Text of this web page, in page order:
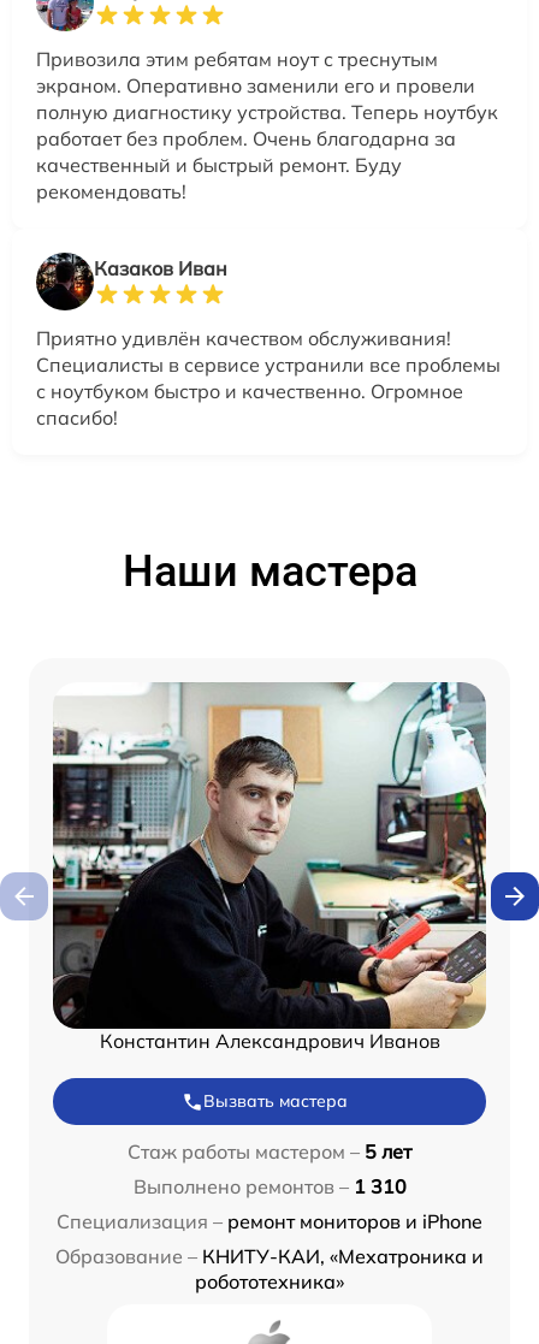
Привозила этим ребятам ноут с треснутым
экраном. Оперативно заменили его и провели
полную диагностику устройства. Теперь ноутбук
работает без проблем. Очень благодарна за
качественный и быстрый ремонт. Буду
рекомендовать!
Казаков Иван
Приятно удивлён качеством обслуживания!
Специалисты в сервисе устранили все проблемы
с ноутбуком быстро и качественно. Огромное
спасибо!
Наши мастера
Константин Александрович Иванов
Вызвать мастера
Стаж работы мастером – 5 лет
Выполнено ремонтов – 1 310
Специализация – ремонт мониторов и iPhone
Образование – КНИТУ-КАИ, «Мехатроника и
робототехника»